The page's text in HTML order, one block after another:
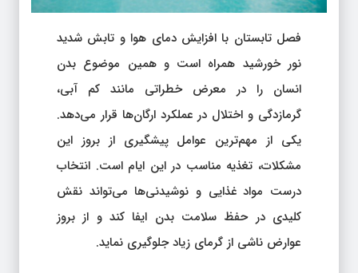
فصل تابستان با افزایش دمای هوا و تابش شدید
نور خورشید همراه است و همین موضوع بدن
انسان را در معرض خطراتی مانند کم آبی،
گرمازدگی و اختلال در عملکرد ارگان‌ها قرار می‌دهد.
یکی از مهم‌ترین عوامل پیشگیری از بروز این
مشکلات، تغذیه مناسب در این ایام است. انتخاب
درست مواد غذایی و نوشیدنی‌ها می‌تواند نقش
کلیدی در حفظ سلامت بدن ایفا کند و از بروز
عوارض ناشی از گرمای زیاد جلوگیری نماید.